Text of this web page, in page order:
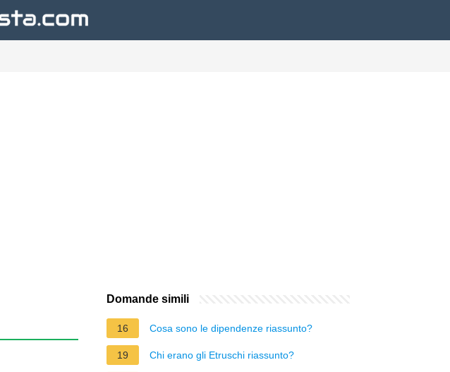
Domande simili
16 Cosa sono le dipendenze riassunto?
19 Chi erano gli Etruschi riassunto?